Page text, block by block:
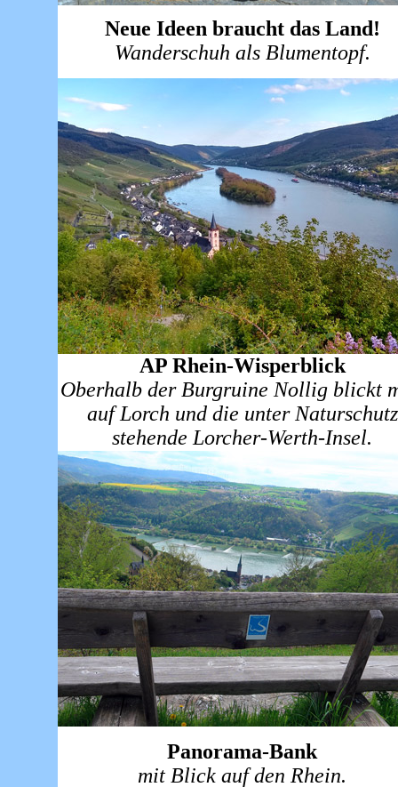
Neue Ideen braucht das Land!
Wanderschuh als Blumentopf.
AP Rhein-Wisperblick
Oberhalb der Burgruine Nollig blickt
auf Lorch und die unter Naturschutz
stehende Lorcher-Werth-Insel.
Panorama-Bank
mit Blick auf den Rhein.